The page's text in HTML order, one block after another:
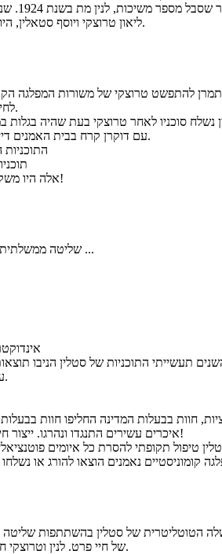
לאחר
ליאון טרוצקי ויוסף סטאלין, היו מאפיינים שונים מאוד.
תמרן להתפשט טרוצקי של משורות המפלגה
לחייו, טרוצקי נמלט לגלות.
נשלח סוכניו לאחר טרוצקי בעת שהיה בגלות
עם דוקרן קרח בבית האמנים דייגו ריוורה ופרידה קאלו.
אלה היו משקים משפחתיים לדורות!
שליטה ממשלתית של עסק, אמנות, דיור ...
תעשייתי התוכניות של סטלין הניבו
עובדים תחת לחץ אדיר.
חוות בבעלות המדינה החליפו חוות
איכרים עשירים התנגדו ונהרגו. ייצור חיטה הוכפל ב -10 שנים!
טיפול תקופתי להסרת כל איומים
קומוניסטיים נאמנים הוצאו להורג או
הטוטליטרית של סטלין בהשתתפות שליטה
של חיי פרט. לנין וטרוצקי חזה מסוג זה של המדינה.